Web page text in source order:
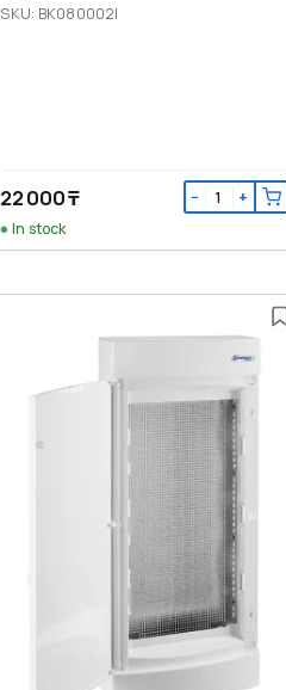
SKU: BK080002I
22 000 ₸ − +
In stock